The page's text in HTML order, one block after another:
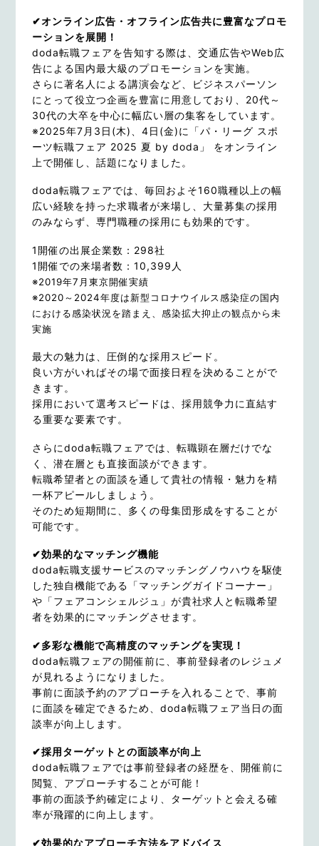
✔オンライン広告・オフライン広告共に豊富なプロモ
ーションを展開！
doda転職フェアを告知する際は、交通広告やWeb広
告による国内最大級のプロモーションを実施。
さらに著名人による講演会など、ビジネスパーソン
にとって役立つ企画を豊富に用意しており、20代～
30代の大卒を中心に幅広い層の集客をしています。
※2025年7月3日(木)、4日(金)に「パ・リーグ スポ
ーツ転職フェア 2025 夏 by doda」 をオンライン
上で開催し、話題になりました。
doda転職フェアでは、毎回およそ160職種以上の幅
広い経験を持った求職者が来場し、大量募集の採用
のみならず、専門職種の採用にも効果的です。
1開催の出展企業数：298社
1開催での来場者数：10,399人
※2019年7月東京開催実績
※2020～2024年度は新型コロナウイルス感染症の国内
における感染状況を踏まえ、感染拡大抑止の観点から未
実施
最大の魅力は、圧倒的な採用スピード。
良い方がいればその場で面接日程を決めることがで
きます。
採用において選考スピードは、採用競争力に直結す
る重要な要素です。
さらにdoda転職フェアでは、転職顕在層だけでな
く、潜在層とも直接面談ができます。
転職希望者との面談を通して貴社の情報・魅力を精
一杯アピールしましょう。
そのため短期間に、多くの母集団形成をすることが
可能です。
✔効果的なマッチング機能
doda転職支援サービスのマッチングノウハウを駆使
した独自機能である「マッチングガイドコーナー」
や「フェアコンシェルジュ」が貴社求人と転職希望
者を効果的にマッチングさせます。
✔多彩な機能で高精度のマッチングを実現！
doda転職フェアの開催前に、事前登録者のレジュメ
が見れるようになりました。
事前に面談予約のアプローチを入れることで、事前
に面談を確定できるため、doda転職フェア当日の面
談率が向上します。
✔採用ターゲットとの面談率が向上
doda転職フェアでは事前登録者の経歴を、開催前に
閲覧、アプローチすることが可能！
事前の面談予約確定により、ターゲットと会える確
率が飛躍的に向上します。
✔効果的なアプローチ方法をアドバイス